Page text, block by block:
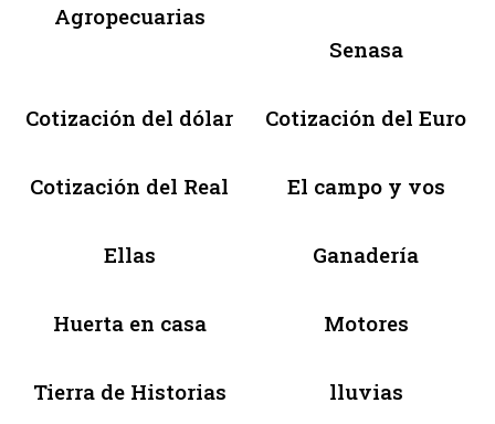
Agropecuarias
Senasa
Cotización del dólar Cotización del Euro
Cotización del Real El campo y vos
Ellas Ganadería
Huerta en casa Motores
Tierra de Historias lluvias